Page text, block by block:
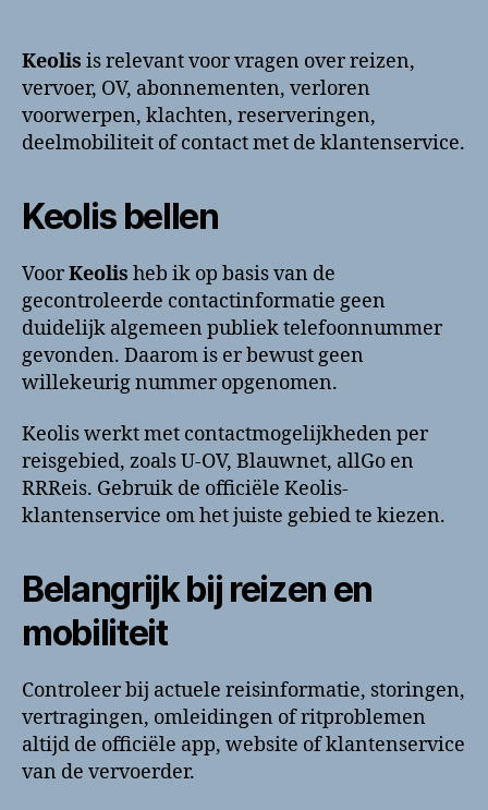
Klantenservice
en
contactinformatie
Keolis is relevant voor vragen over reizen,
vervoer, OV, abonnementen, verloren
voorwerpen, klachten, reserveringen,
deelmobiliteit of contact met de klantenservice.
Keolis bellen
VoorKeolis heb ik op basis van de
gecontroleerde contactinformatie geen
duidelijk algemeen publiek telefoonnummer
gevonden. Daarom is er bewust geen
willekeurig nummer opgenomen.
Keolis werkt met contactmogelijkheden per
reisgebied, zoals U-OV, Blauwnet, allGo en
RRReis. Gebruik de officiële Keolis-
klantenservice om het juiste gebied te kiezen.
Belangrijk bij reizen en
mobiliteit
Controleer bij actuele reisinformatie, storingen,
vertragingen, omleidingen of ritproblemen
altijd de officiële app, website of klantenservice
van de vervoerder.